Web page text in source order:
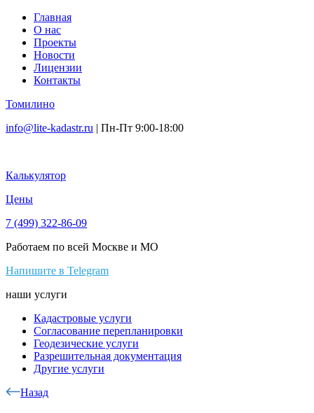
Главная
О нас
Проекты
Новости
Лицензии
Контакты
Томилино
info@lite-kadastr.ru | Пн-Пт 9:00-18:00
Калькулятор
Цены
7 (499) 322-86-09
Работаем по всей Москве и МО
Напишите в Telegram
наши услуги
Кадастровые услуги
Согласование перепланировки
Геодезические услуги
Разрешительная документация
Другие услуги
Назад